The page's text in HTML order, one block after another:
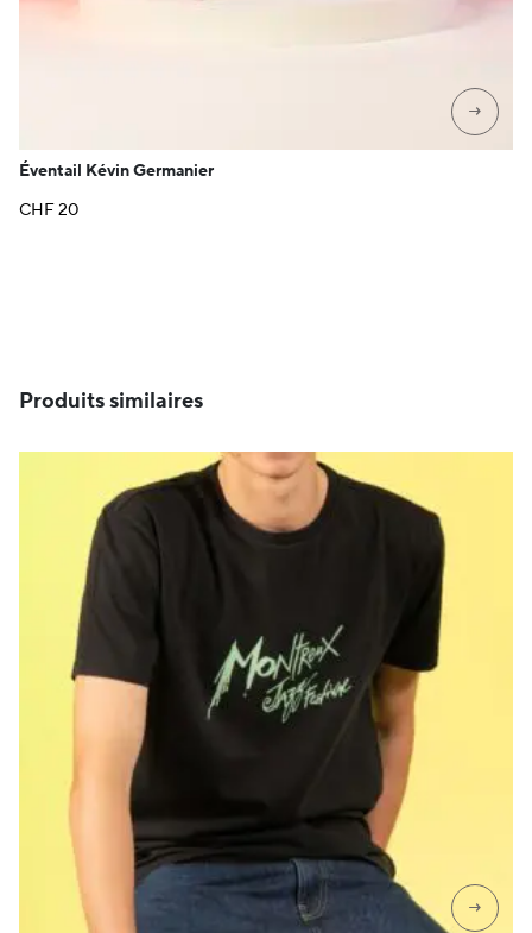
→
Éventail Kévin Germanier
CHF20
Produits similaires
→